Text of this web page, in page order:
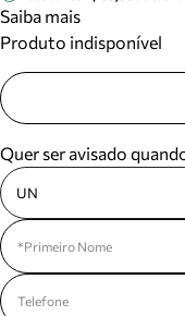
Saiba mais
Produto indisponível
Quer ser avisado
UN